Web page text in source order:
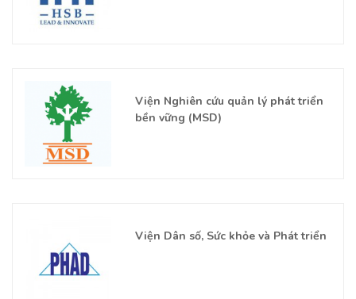
Viện Nghiên cứu quản lý phát triển
bền vững (MSD)
Viện Dân số, Sức khỏe và Phát triển